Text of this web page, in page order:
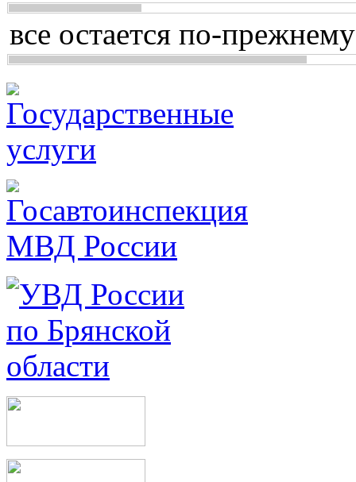
все остается по-